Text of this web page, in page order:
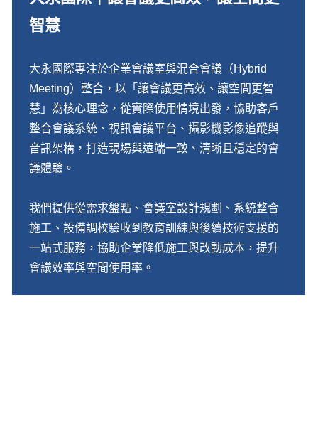
智慧
大永國際專注於企業會議室與混合會議（Hybrid
Meeting）整合，以「讓會議更高效、讓空間更智
慧」為核心理念，從實際使用情境出發，協助客戶
整合會議系統、視訊會議平台、攝影機影像追蹤與
音訊架構，打造現場與遠端一致、清晰且穩定的會
議體驗。
我們提供從需求盤點、會議室設計規劃、系統整合
施工、設備調校驗收到教育訓練與後續技術支援的
一站式服務，協助企業降低施工與改動成本，提升
會議效率與空間使用率。